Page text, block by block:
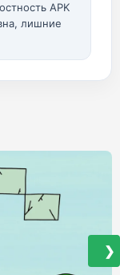
APK
лишние
❯